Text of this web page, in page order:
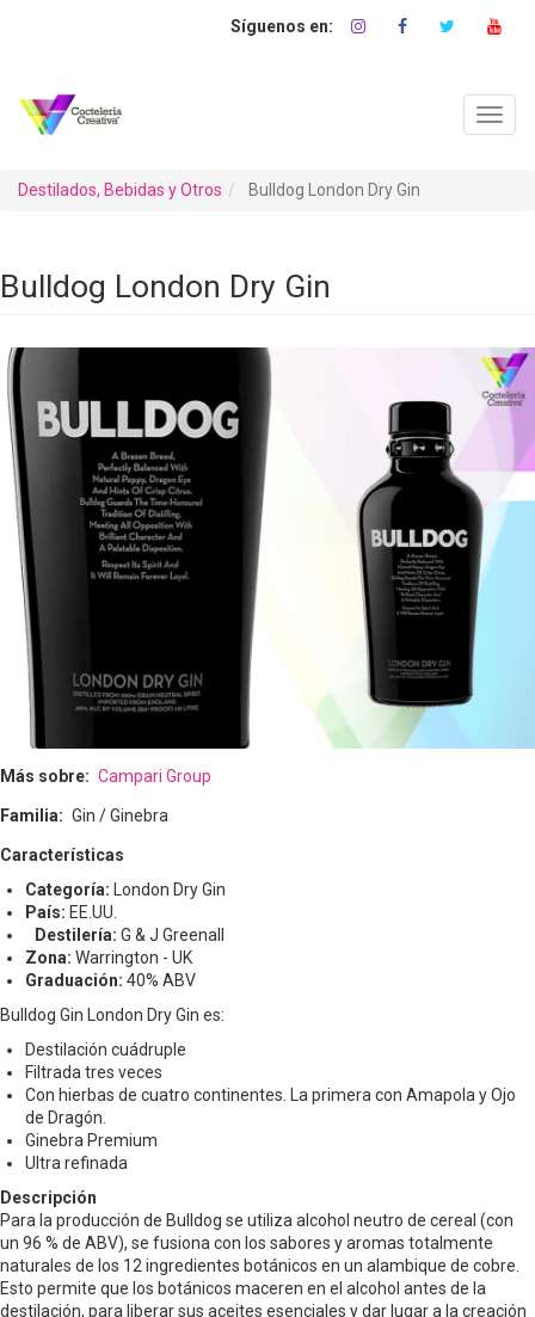
Destilados, Bebidas y Otros Bulldog London Dry Gin
Bulldog London Dry Gin
Más sobre Campari Group
Familia Gin / Ginebra
Características
Categoría: London Dry Gin
País: EE.UU.
Destilería: G & J Greenall
Zona: Warrington - UK
Graduación: 40% ABV
Bulldog Gin London Dry Gin es:
Destilación cuádruple
Filtrada tres veces
Con hierbas de cuatro continentes. La primera con Amapola y Ojo
de Dragón.
Ginebra Premium
Ultra refinada
Descripción
Para la producción de Bulldog se utiliza alcohol neutro de cereal (con
un 96 % de ABV), se fusiona con los sabores y aromas totalmente
naturales de los 12 ingredientes botánicos en un alambique de cobre.
Esto permite que los botánicos maceren en el alcohol antes de la
destilación, para liberar sus aceites esenciales y dar lugar a la creación